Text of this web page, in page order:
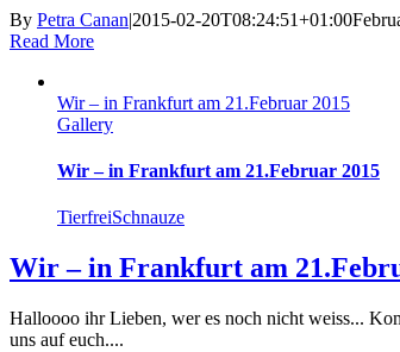
By Petra Canan|2015-02-20T08:24:51+01:00
Read More
Wir – in Frankfurt am 21.Februar 2015
Gallery
Wir – in Frankfurt am 21.Februar 2015
TierfreiSchnauze
Wir – in Frankfurt am
Halloooo ihr Lieben, wer es noch nicht weiss...
uns auf euch....